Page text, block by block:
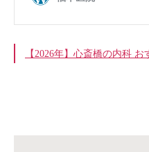
【2026年】心斎橋の内科